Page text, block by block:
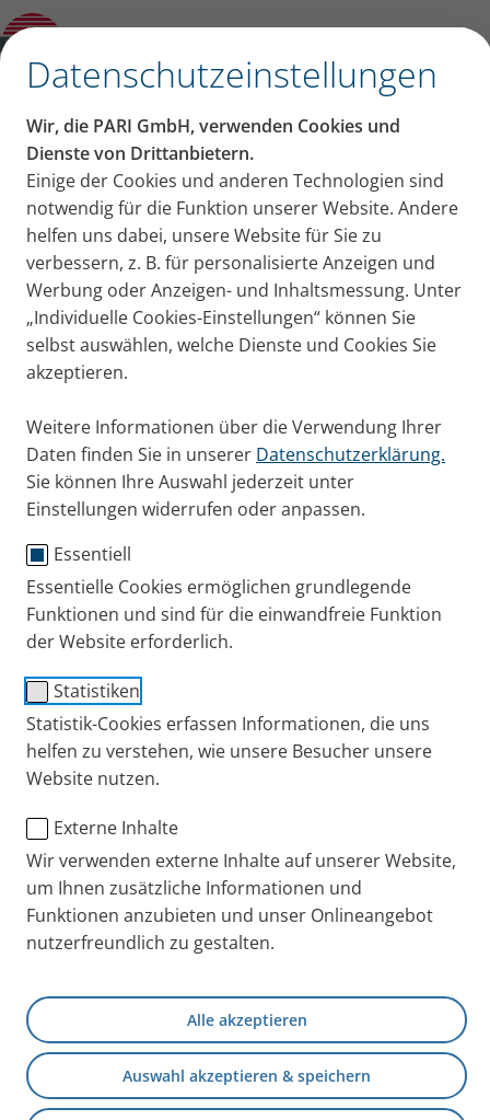
Datenschutzeinstellungen
Wir, die PARI GmbH, verwenden Cookies und
Dienste von Drittanbietern.
Einige der Cookies und anderen Technologien sind
notwendig für die Funktion unserer Website. Andere
helfen uns dabei, unsere Website für Sie zu
verbessern, z. B. für personalisierte Anzeigen und
Werbung oder Anzeigen- und Inhaltsmessung. Unter
„Individuelle Cookies-Einstellungen“ können Sie
selbst auswählen, welche Dienste und Cookies Sie
akzeptieren.
Weitere Informationen über die Verwendung Ihrer
Daten finden Sie in unserer Datenschutzerklärung.
Sie können Ihre Auswahl jederzeit unter
Einstellungen widerrufen oder anpassen.
Essentiell
Essentielle Cookies ermöglichen grundlegende
Funktionen und sind für die einwandfreie Funktion
der Website erforderlich.
Statistiken
Statistik-Cookies erfassen Informationen, die uns
helfen zu verstehen, wie unsere Besucher unsere
Website nutzen.
Externe Inhalte
Wir verwenden externe Inhalte auf unserer Website,
um Ihnen zusätzliche Informationen und
Funktionen anzubieten und unser Onlineangebot
nutzerfreundlich zu gestalten.
Alle akzeptieren
Auswahl akzeptieren & speichern
PARI Unternehmen Weltweit
Hygienische Aufbereitung
zu Hause
Richtig reinigen und regelmäßig tauschen. Tipps zum
Erhalt Ihrer Therapieeffizienz.
Alles rund um Reinigung und
Co
die Reinigung, Desinfektion und in regelmäßigen
Abständen der Austausch bestimmter Teile. Hier
haben wir Tipps zu folgenden Themen für Sie
zusammengestellt:
Wie Sie Ihren Vernebler Zuhause richtig
aufbereiten.
Welche Teile Sie regelmäßig tauschen sollten
und warum.
Die richtige Pflege Ihrer VORTEX – für Hygiene
und Langlebigkeit
Die richtige Reinigung und Desinfektion des
eFlow® rapidVerneblers
Die Aufbereitung des
Verneblers in der
Heimtherapie.